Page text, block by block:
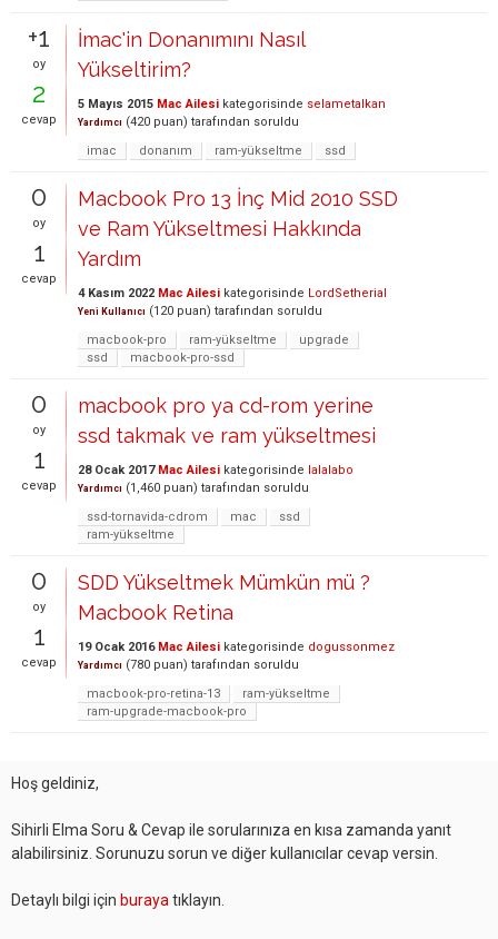
+1
oy
2
cevap
İmac'in Donanımını Nasıl
Yükseltirim?
5 Mayıs 2015 Mac Ailesi kategorisinde selametalkan
Yardımcı (420 puan) tarafından soruldu
imac
donanım ram-yükseltme ssd
0
oy
1
cevap
Macbook Pro 13 İnç Mid 2010 SSD
ve Ram Yükseltmesi Hakkında
Yardım
4 Kasım 2022 Mac Ailesi kategorisinde LordSetherial
Yeni Kullanıcı (120 puan) tarafından soruldu
macbook-pro
ram-yükseltme
upgrade
ssd
macbook-pro-ssd
0
oy
1
cevap
macbook pro ya cd-rom yerine
ssd takmak ve ram yükseltmesi
28 Ocak 2017 Mac Ailesi kategorisinde lalalabo
Yardımcı (1,460 puan) tarafından soruldu
ssd-tornavida-cdrom
mac
ssd
ram-yükseltme
0
oy
1
cevap
SDD Yükseltmek Mümkün mü ?
Macbook Retina
19 Ocak 2016 Mac Ailesi kategorisinde dogussonmez
Yardımcı (780 puan) tarafından soruldu
macbook-pro-retina-13
ram-yükseltme
ram-upgrade-macbook-pro
Hoş geldiniz,
Sihirli Elma Soru & Cevap ile sorularınıza en kısa zamanda yanıt
alabilirsiniz. Sorunuzu sorun ve diğer kullanıcılar cevap versin.
Detaylı bilgi için buraya tıklayın.